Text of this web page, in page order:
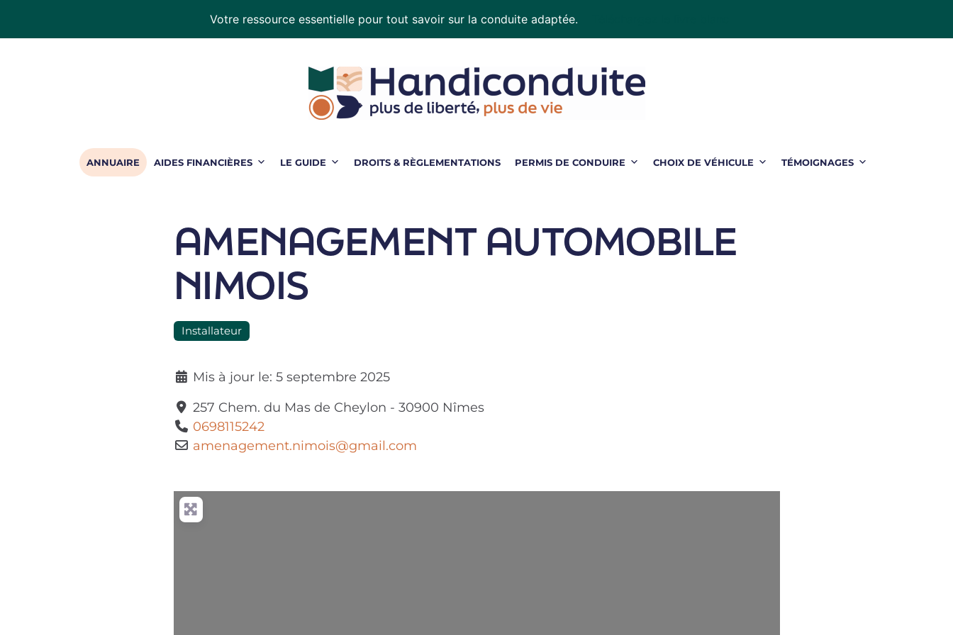
Votre ressource essentielle pour tout savoir sur la conduite adaptée.
ANNUAIRE AIDES FINANCIÈRES LE GUIDE DROITS & RÈGLEMENTATIONS PERMIS DE CONDUIRE CHOIX DE VÉHICULE TÉMOIGNAGES
AMENAGEMENT AUTOMOBILE
NIMOIS
Installateur
Mis à jour le: 5 septembre 2025
257 Chem. du Mas de Cheylon - 30900 Nîmes
0698115242
amenagement.nimois@gmail.com